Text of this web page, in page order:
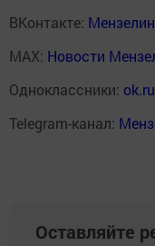
ВКонтакте:
MAX: Новости
Одноклассники:
Telegram-канал:
Оставляйте